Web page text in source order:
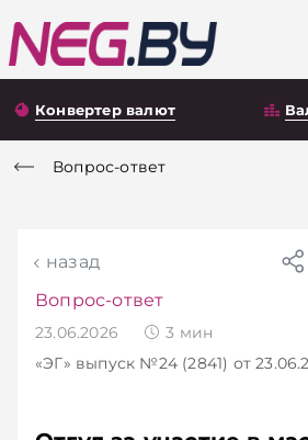
Конвертер валют
Вопрос-ответ
назад
Вопрос-ответ
23.06.2026 3 мин
«ЭГ» выпуск №24 (2841) от